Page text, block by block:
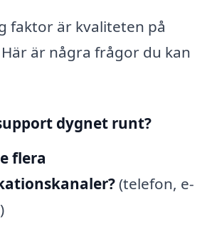
faktor är kvaliteten på
är några frågor du kan
dygnet runt?
flera
(telefon, e-